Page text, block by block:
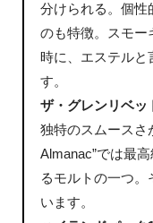
分けられる。個性
のも特徴。スモー
時に、エステルと
す。
ザ・グレンリベ
独特のスムースさ
Almanac”では最
るモルトの一つ。
います。